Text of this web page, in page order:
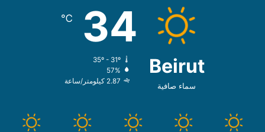
Beirut
سماء صافية
34
℃
35º - 31º
57%
2.87 كيلومتر/ساعة